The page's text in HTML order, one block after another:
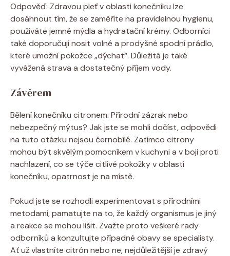
Odpověď: Zdravou pleť v oblasti konečníku lze
dosáhnout tím, že se zaměříte na pravidelnou hygienu,
používáte jemné mýdla a hydratační krémy. Odborníci
také doporučují nosit volné a prodyšné spodní prádlo,
které umožní pokožce „dýchat“. Důležitá je také
vyvážená strava a dostatečný příjem vody.
Závěrem
Bělení konečníku citronem: Přírodní zázrak nebo
nebezpečný mýtus? Jak jste se mohli dočíst, odpovědi
na tuto otázku nejsou černobílé. Zatímco citrony
mohou být skvělým pomocníkem v kuchyni a v boji proti
nachlazení, co se týče citlivé pokožky v oblasti
konečníku, opatrnost je na místě.
Pokud jste se rozhodli experimentovat s přírodními
metodami, pamatujte na to, že každý organismus je jiný
a reakce se mohou lišit. Zvažte proto veškeré rady
odborníků a konzultujte případné obavy se specialisty.
Ať už vlastníte citrón nebo ne, nejdůležitější je zdravý